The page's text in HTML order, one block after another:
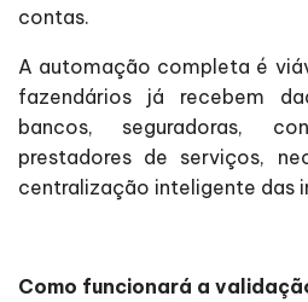
contas.
A automação completa é
fazendários já recebem
bancos, seguradoras,
prestadores de serviços,
centralização inteligente das
Como funcionará a